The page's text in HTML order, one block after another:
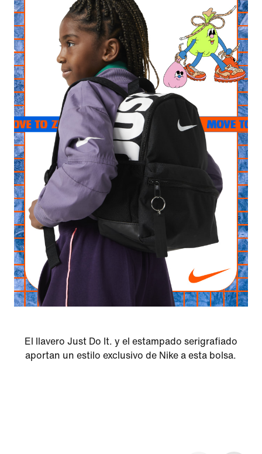
El llavero Just Do It. y el estampado serigrafiado
aportan un estilo exclusivo de Nike a esta bolsa.